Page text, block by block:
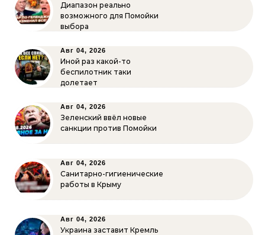
Диапазон реально
возможного для Помойки
выбора
Авг 04, 2026
Иной раз какой-то
беспилотник таки
долетает
Авг 04, 2026
Зеленский ввёл новые
санкции против Помойки
Авг 04, 2026
Санитарно-гигиенические
работы в Крыму
Авг 04, 2026
Украина заставит Кремль